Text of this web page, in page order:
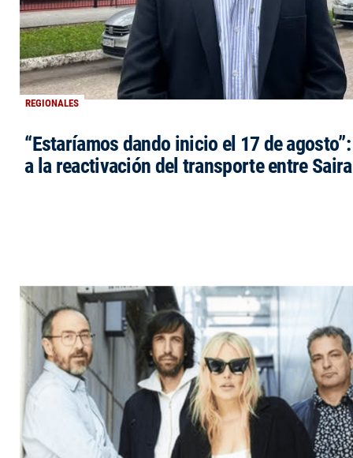
REGIONALES
“Estaríamos dando inicio el 17 de
a la reactivación del transporte entre